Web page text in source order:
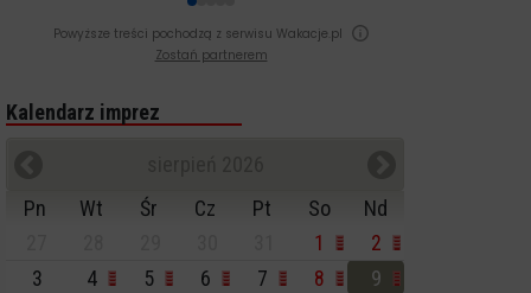
Powyższe treści pochodzą z serwisu Wakacje.pl
Zostań partnerem
Kalendarz imprez
Pn
Wt Śr Cz Pt So
Nd
1
2
3
4 5 6 7 8
9